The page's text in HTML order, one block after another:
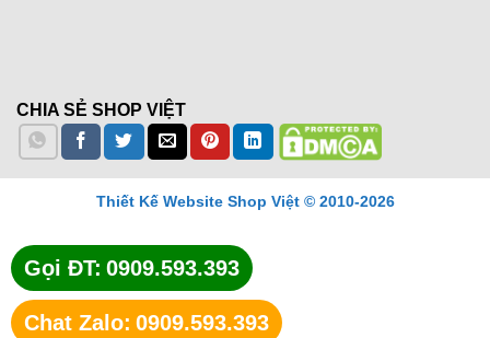
CHIA SẺ SHOP VIỆT
Thiết Kế Website Shop Việt © 2010-2026
Chat Zalo: 0909.593.393
Gọi ĐT: 0909.593.393